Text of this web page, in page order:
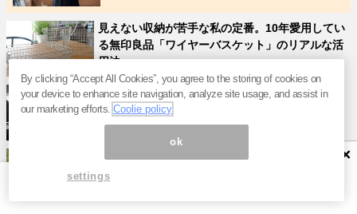
見えない収納が苦手な私の定番。10年愛用してい
る無印良品「ワイヤーバスケット」のリアルな活
用法
★ 0
車内の「日差し・熱」我慢しない。くっつけるだ
け「マグネットカーテン」で解決だよ
花火大会、運動会にいいね！ロゴスの300gの軽量
＆小型チェアなら、いつものリュックにも入るよ
×
By clicking “Accept All Cookies”, you agree to the storing of cookies on
your device to enhance site navigation, analyze site usage, and assist in
our marketing efforts.Coolie policy
ok
settings